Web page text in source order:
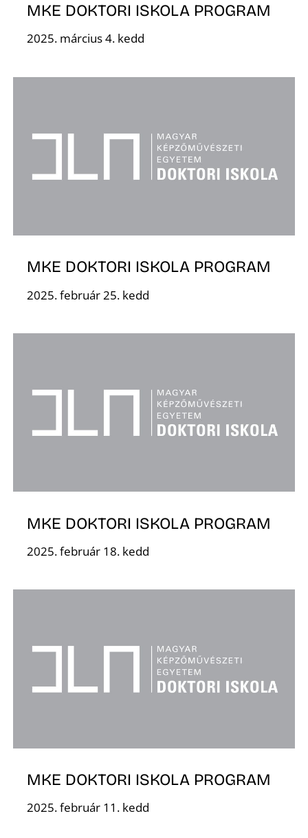
MKE DOKTORI ISKOLA PROGRAM
2025. március 4. kedd
MKE DOKTORI ISKOLA PROGRAM
2025. február 25. kedd
MKE DOKTORI ISKOLA PROGRAM
2025. február 18. kedd
MKE DOKTORI ISKOLA PROGRAM
2025. február 11. kedd